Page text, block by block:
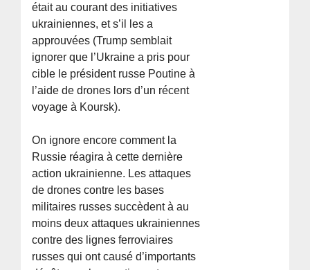
était au courant des initiatives
ukrainiennes, et s’il les a
approuvées (Trump semblait
ignorer que l’Ukraine a pris pour
cible le président russe Poutine à
l’aide de drones lors d’un récent
voyage à Koursk).
On ignore encore comment la
Russie réagira à cette dernière
action ukrainienne. Les attaques
de drones contre les bases
militaires russes succèdent à au
moins deux attaques ukrainiennes
contre des lignes ferroviaires
russes qui ont causé d’importants